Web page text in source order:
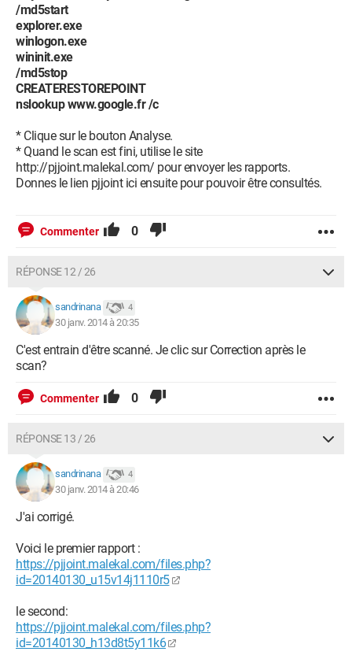
/md5start
explorer.exe
winlogon.exe
wininit.exe
/md5stop
CREATERESTOREPOINT
nslookup www.google.fr /c
* Clique sur le bouton Analyse.
* Quand le scan est fini, utilise le site
http://pjjoint.malekal.com/ pour envoyer les rapports.
Donnes le lien pjjoint ici ensuite pour pouvoir être consultés.
Commenter 0
RÉPONSE 12 / 26
sandrinana 4
30 janv. 2014 à 20:35
C'est entrain d'être scanné. Je clic sur Correction après le
scan?
Commenter 0
RÉPONSE 13 / 26
sandrinana 4
30 janv. 2014 à 20:46
J'ai corrigé.
Voici le premier rapport :
https://pjjoint.malekal.com/files.php?
id=20140130_u15v14j1110r5
le second:
https://pjjoint.malekal.com/files.php?
id=20140130_h13d8t5y11k6